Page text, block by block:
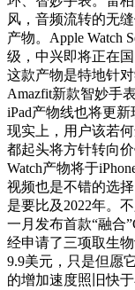
风，音频流转的无
产物。Apple Watch
级，中兴即将正在
这款产物是特地针
Amazfit新款智妙手
iPad产物线也将更新
现实上，用户该若
都起头将方针转向
Watch产物将于
视频也是不错的选
是要比及2022年。
一月发布首款“融合
经申请了三项取生
9.9美元，只是但愿
的增加速度照旧快